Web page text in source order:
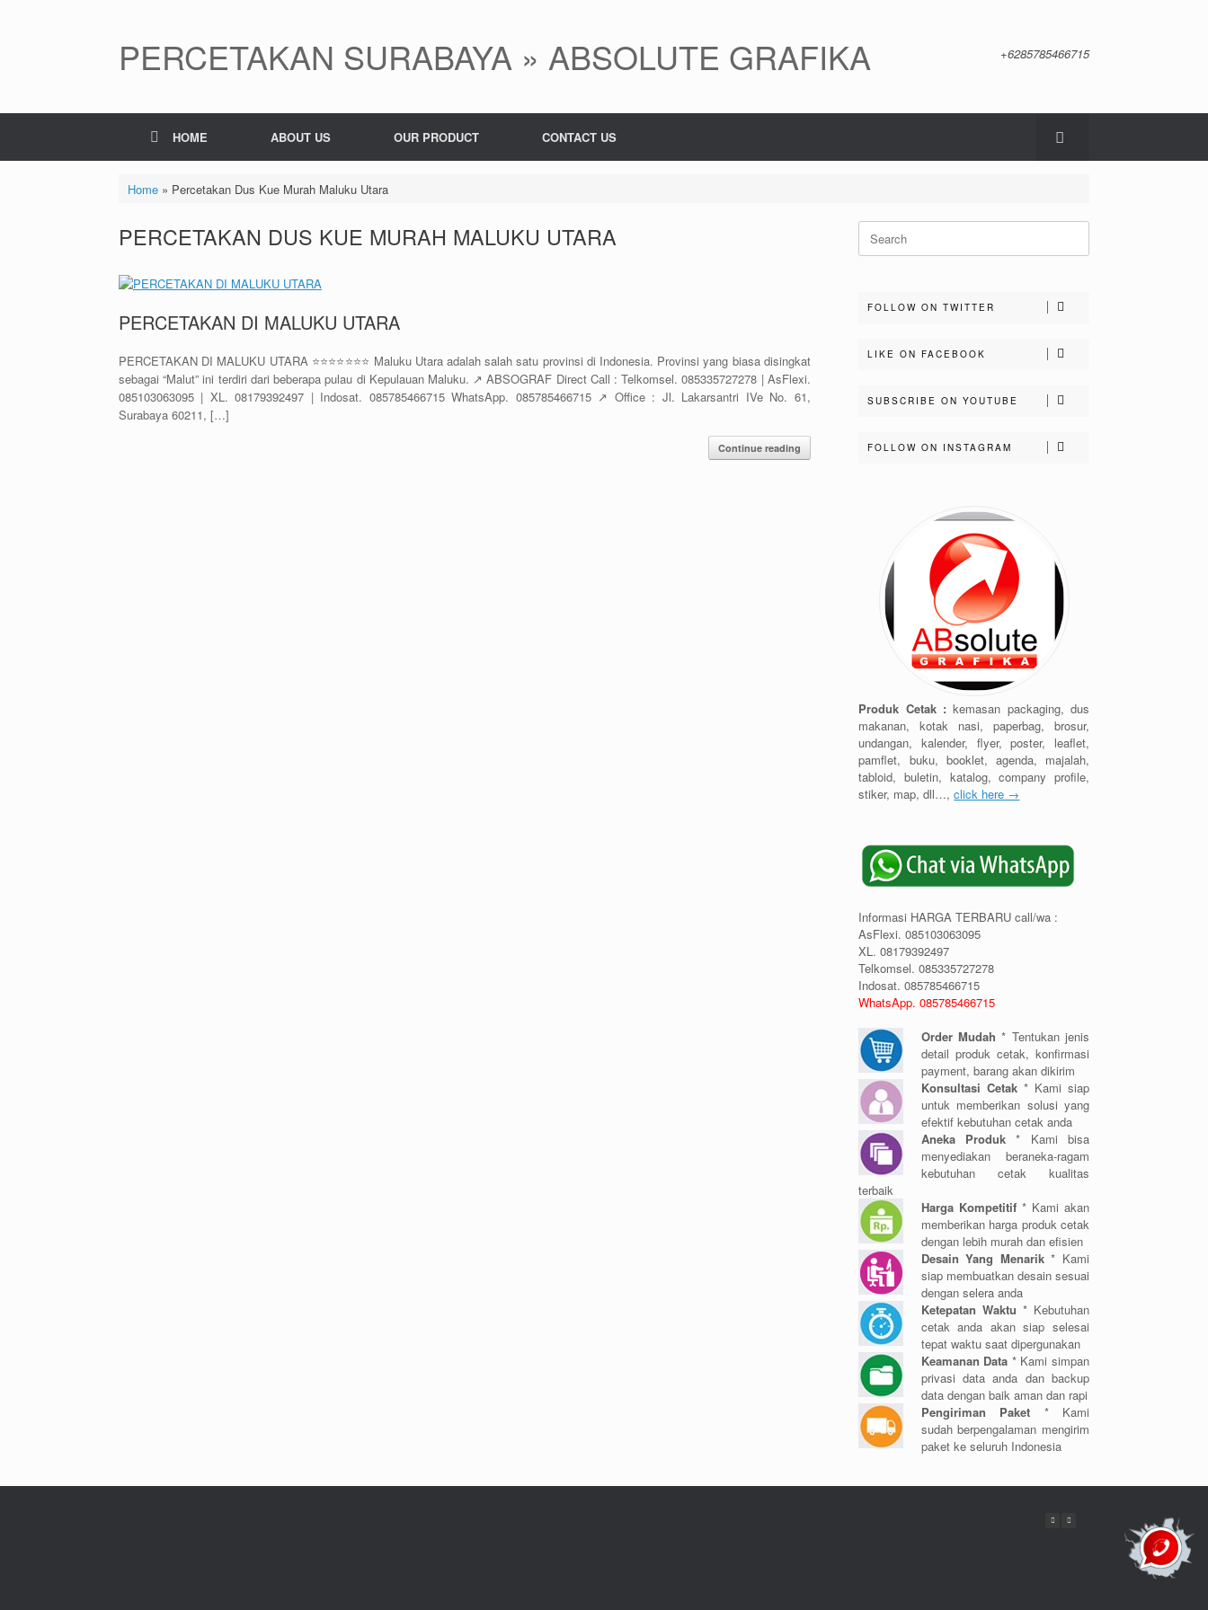
PERCETAKAN SURABAYA » ABSOLUTE GRAFIKA +6285785466715
HOME ABOUT US OUR PRODUCT CONTACT US
Home» Percetakan Dus Kue Murah Maluku Utara
PERCETAKAN DUS KUE MURAH MALUKU UTARA
PERCETAKAN DI MALUKU UTARA
PERCETAKAN DI MALUKU UTARA ⭐⭐⭐⭐⭐⭐⭐ Maluku Utara adalah salah satu provinsi di Indonesia. Provinsi yang biasa disingkat
sebagai “Malut” ini terdiri dari beberapa pulau di Kepulauan Maluku. ↗️ ABSOGRAF Direct Call : Telkomsel. 085335727278 | AsFlexi.
085103063095 | XL. 08179392497 | Indosat. 085785466715 WhatsApp. 085785466715 ↗️ Office : Jl. Lakarsantri IVe No. 61,
Surabaya 60211, […]
Continue reading
Search
for:
FOLLOW ON TWITTER
LIKE ON FACEBOOK
SUBSCRIBE ON YOUTUBE
FOLLOW ON INSTAGRAM
Produk Cetak : kemasan packaging, dus
makanan, kotak nasi, paperbag, brosur,
undangan, kalender, flyer, poster, leaflet,
pamflet, buku, booklet, agenda, majalah,
tabloid, buletin, katalog, company profile,
stiker, map, dll…,click here →
Informasi HARGA TERBARU call/wa :
AsFlexi. 085103063095
XL. 08179392497
Telkomsel. 085335727278
Indosat. 085785466715
WhatsApp. 085785466715
Order Mudah * Tentukan jenis
detail produk cetak, konfirmasi
payment, barang akan dikirim
Konsultasi Cetak* Kami siap
untuk memberikan solusi yang
efektif kebutuhan cetak anda
Aneka Produk* Kami bisa
menyediakan beraneka-ragam
kebutuhan cetak kualitas
terbaik
Harga Kompetitif* Kami akan
memberikan harga produk cetak
dengan lebih murah dan efisien
Desain Yang Menarik* Kami
siap membuatkan desain sesuai
dengan selera anda
Ketepatan Waktu * Kebutuhan
cetak anda akan siap selesai
tepat waktu saat dipergunakan
Keamanan Data * Kami simpan
privasi data anda dan backup
data dengan baik aman dan rapi
Pengiriman Paket * Kami
sudah berpengalaman mengirim
paket ke seluruh Indonesia